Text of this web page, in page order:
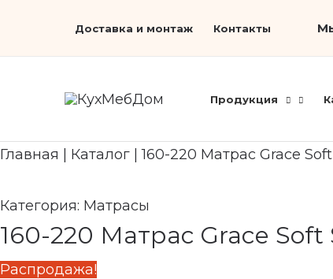
Доставка и монтаж Контакты
Продукция
Главная Каталог |160-220 Матрас Grace
Категория: Матрасы
160-220 Матрас Grace Soft
Распродажа!
цена
71
цена:
000 ₽.